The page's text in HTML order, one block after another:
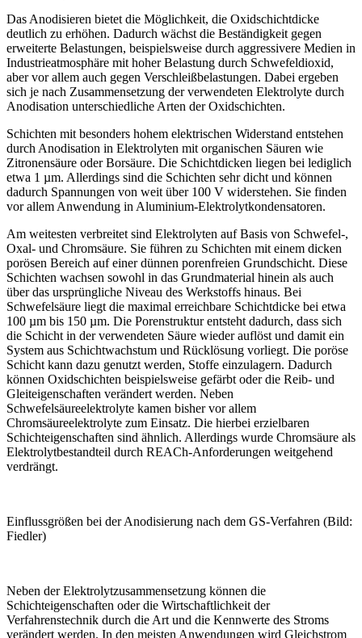
Das Anodisieren bietet die Möglichkeit, die Oxidschichtdicke
deutlich zu erhöhen. Dadurch wächst die Beständigkeit gegen
erweiterte Belastungen, beispielsweise durch aggressivere Medien in
Industrieatmosphäre mit hoher Belastung durch Schwefeldioxid,
aber vor allem auch gegen Verschleißbelastungen. Dabei ergeben
sich je nach Zusammensetzung der verwendeten Elektrolyte durch
Anodisation unterschiedliche Arten der Oxidschichten.
Schichten mit besonders hohem ­elektrischen Widerstand entstehen
durch Anodisation in Elektrolyten mit organischen Säuren wie
Zitronensäure oder Borsäure. Die Schichtdicken liegen bei lediglich
etwa 1 µm. Allerdings sind die Schichten sehr dicht und können
dadurch Spannungen von weit über 100 V widerstehen. Sie finden
vor allem Anwendung in Aluminium-Elektrolytkondensatoren.
Am weitesten verbreitet sind Elektrolyten auf Basis von Schwefel-,
Oxal- und Chromsäure. Sie führen zu Schichten mit einem dicken
porösen Bereich auf einer dünnen poren­freien Grundschicht. Diese
Schichten wachsen sowohl in das Grundmaterial hinein als auch
über das ursprüngliche Niveau des Werkstoffs hinaus. Bei
Schwefelsäure liegt die maximal erreichbare Schichtdicke bei etwa
100 µm bis 150 µm. Die Porenstruktur entsteht dadurch, dass sich
die Schicht in der verwendeten Säure wieder auflöst und damit ein
System aus Schichtwachstum und Rücklösung vorliegt. Die poröse
Schicht kann dazu genutzt werden, Stoffe einzulagern. Dadurch
können Oxidschichten beispielsweise gefärbt oder die Reib- und
Gleiteigenschaften verändert werden. Neben
Schwefelsäureelektrolyte kamen bisher vor allem
Chromsäureelektrolyte zum Einsatz. Die hierbei erzielbaren
Schichteigenschaften sind ähnlich. Allerdings wurde Chromsäure als
Elektrolytbestandteil durch REACh-Anforderungen weitgehend
verdrängt.
Einflussgrößen bei der Anodisierung nach dem GS-Verfahren (Bild:
Fiedler)
Neben der Elektrolytzusammensetzung können die
Schichteigenschaften oder die Wirtschaftlichkeit der
Verfahrenstechnik durch die Art und die Kennwerte des Stroms
verändert werden. In den meisten Anwendungen wird Gleichstrom